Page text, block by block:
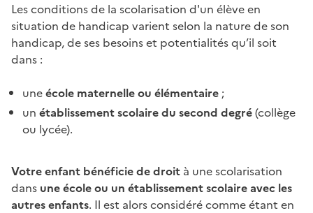
Les conditions de la scolarisation d'un élève en
situation de handicap varient selon la nature de son
handicap, de ses besoins et potentialités qu’il soit
dans :
uneécole maternelle ou élémentaire ;
un établissement scolaire du second degré(collège
ou lycée).
Votre enfant bénéficie de droit à une scolarisation
dans une école ou un établissement scolaire avec les
autres enfants. Il est alors considéré comme étant en